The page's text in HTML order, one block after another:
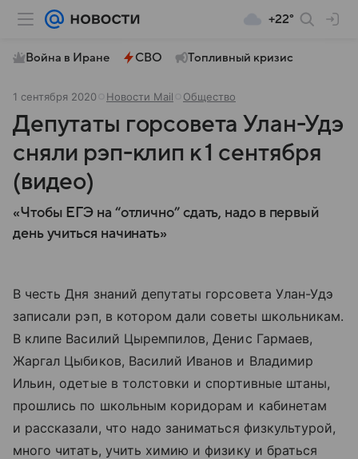
+22°
Война в Иране СВО Топливный кризис
1 сентября 2020 Новости Mail Общество
Депутаты горсовета Улан-Удэ
сняли рэп-клип к 1 сентября
(видео)
«Чтобы ЕГЭ на “отлично” сдать, надо в первый
день учиться начинать»
В честь Дня знаний депутаты горсовета Улан-Удэ
записали рэп, в котором дали советы школьникам.
В клипе Василий Цыремпилов, Денис Гармаев,
Жаргал Цыбиков, Василий Иванов и Владимир
Ильин, одетые в толстовки и спортивные штаны,
прошлись по школьным коридорам и кабинетам
и рассказали, что надо заниматься физкультурой,
много читать, учить химию и физику и браться